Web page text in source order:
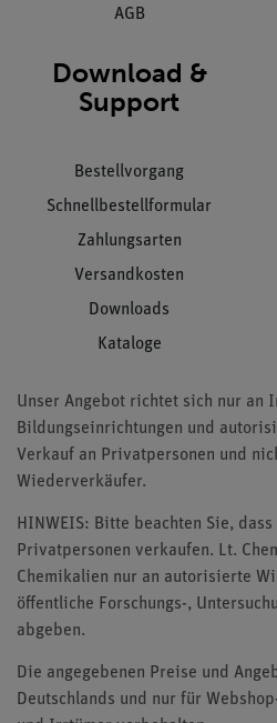
AGB
Download &
Support
Bestellvorgang
Schnellbestellformular
Zahlungsarten
Versandkosten
Downloads
Kataloge
Unser Angebot richtet sich nur an
Bildungseinrichtungen und
Verkauf an Privatpersonen und
Wiederverkäufer.
HINWEIS: Bitte beachten Sie,
Privatpersonen verkaufen. Lt.
Chemikalien nur an autorisierte
öffentliche Forschungs-,
abgeben.
Die angegebenen Preise und
Deutschlands und nur für